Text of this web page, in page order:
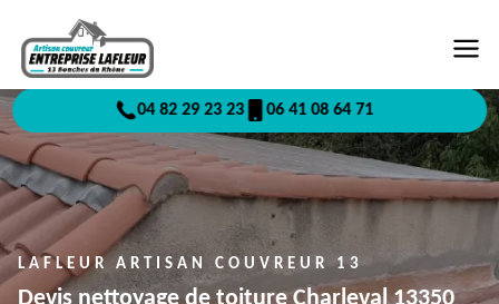
04 82 29 23 23 06 41 08 64 71
LAFLEUR ARTISAN COUVREUR 13